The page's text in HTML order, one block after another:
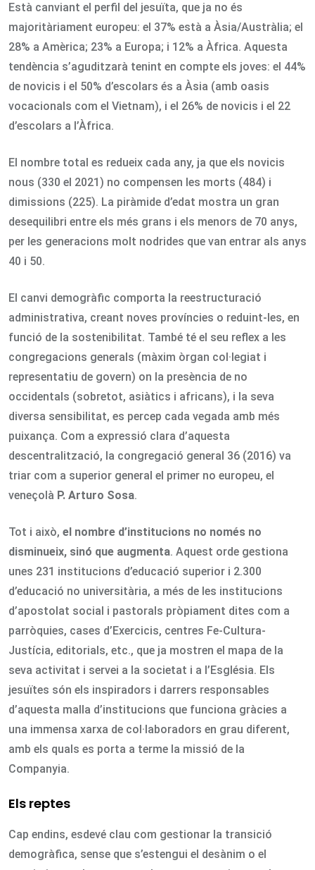
Està canviant el perfil del jesuïta, que ja no és
majoritàriament europeu: el 37% està a Àsia/Austràlia; el
28% a Amèrica; 23% a Europa; i 12% a Àfrica. Aquesta
tendència s’aguditzarà tenint en compte els joves: el 44%
de novicis i el 50% d’escolars és a Àsia (amb oasis
vocacionals com el Vietnam), i el 26% de novicis i el 22
d’escolars a l’Àfrica.
El nombre total es redueix cada any, ja que els novicis
nous (330 el 2021) no compensen les morts (484) i
dimissions (225). La piràmide d’edat mostra un gran
desequilibri entre els més grans i els menors de 70 anys,
per les generacions molt nodrides que van entrar als anys
40 i 50.
El canvi demogràfic comporta la reestructuració
administrativa, creant noves províncies o reduint-les, en
funció de la sostenibilitat. També té el seu reflex a les
congregacions generals (màxim òrgan col·legiat i
representatiu de govern) on la presència de no
occidentals (sobretot, asiàtics i africans), i la seva
diversa sensibilitat, es percep cada vegada amb més
puixança. Com a expressió clara d’aquesta
descentralització, la congregació general 36 (2016) va
triar com a superior general el primer no europeu, el
veneçolà P. Arturo Sosa.
Tot i això, el nombre d’institucions no només no
disminueix, sinó que augmenta. Aquest orde gestiona
unes 231 institucions d’educació superior i 2.300
d’educació no universitària, a més de les institucions
d’apostolat social i pastorals pròpiament dites com a
parròquies, cases d’Exercicis, centres Fe-Cultura-
Justícia, editorials, etc., que ja mostren el mapa de la
seva activitat i servei a la societat i a l’Església. Els
jesuïtes són els inspiradors i darrers responsables
d’aquesta malla d’institucions que funciona gràcies a
una immensa xarxa de col·laboradors en grau diferent,
amb els quals es porta a terme la missió de la
Companyia.
Els reptes
Cap endins, esdevé clau com gestionar la transició
demogràfica, sense que s’estengui el desànim o el